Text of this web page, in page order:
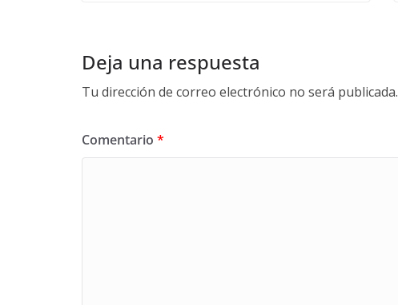
Deja una respuesta
Tu dirección de correo electrónico no será publicada.
Comentario *